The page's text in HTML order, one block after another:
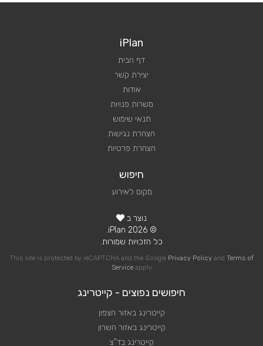
iPlan
דף הבית
יצירת קשר
אודות
משרות פנויות
תנאי שימוש
הצהרת נגישות
הצהרת פרטיות
חיפוש
מקום לאירוע
נוצר ב
© 2026 iPlan.
כל הזכויות שמורות.
This site is protected by reCAPTCHA and the Google Privacy Policy and Terms of
Serviceapply
חיפושים נפוצים - קייטרינג
קייטרינג באזור הצפון
קייטרינג באזור השרון
קייטרינג בד"צ